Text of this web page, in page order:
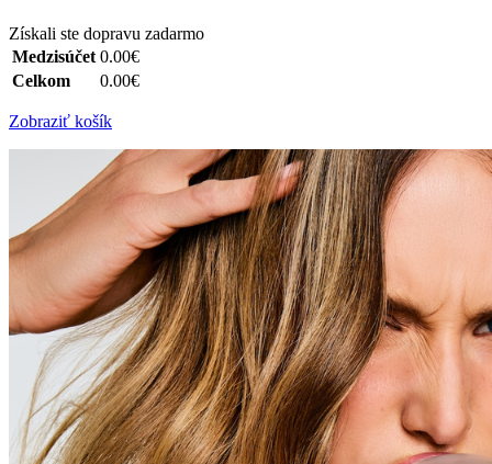
Získali ste dopravu zadarmo
Medzisúčet 0.00€
Celkom
0.00€
Zobraziť košík